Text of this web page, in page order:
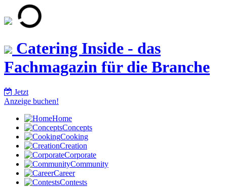
Catering Inside - das
Fachmagazin für die Branche
Jetzt
Anzeige buchen!
Home
Concepts
Cooking
Creation
Corporate
Community
Career
Contests